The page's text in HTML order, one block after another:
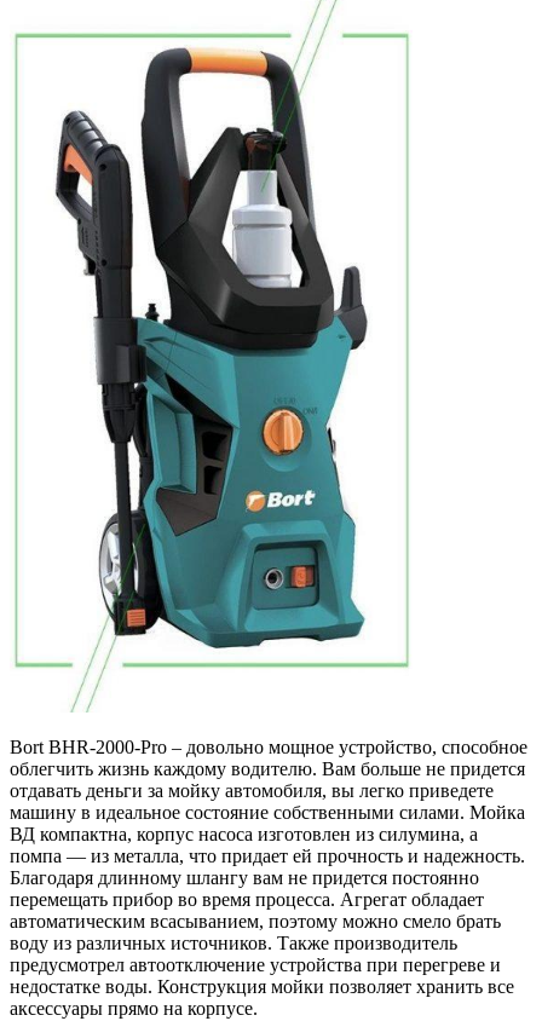
Bort BHR-2000-Pro – довольно мощное устройство, способное
облегчить жизнь каждому водителю. Вам больше не придется
отдавать деньги за мойку автомобиля, вы легко приведете
машину в идеальное состояние собственными силами. Мойка
ВД компактна, корпус насоса изготовлен из силумина, а
помпа — из металла, что придает ей прочность и надежность.
Благодаря длинному шлангу вам не придется постоянно
перемещать прибор во время процесса. Агрегат обладает
автоматическим всасыванием, поэтому можно смело брать
воду из различных источников. Также производитель
предусмотрел автоотключение устройства при перегреве и
недостатке воды. Конструкция мойки позволяет хранить все
аксессуары прямо на корпусе.